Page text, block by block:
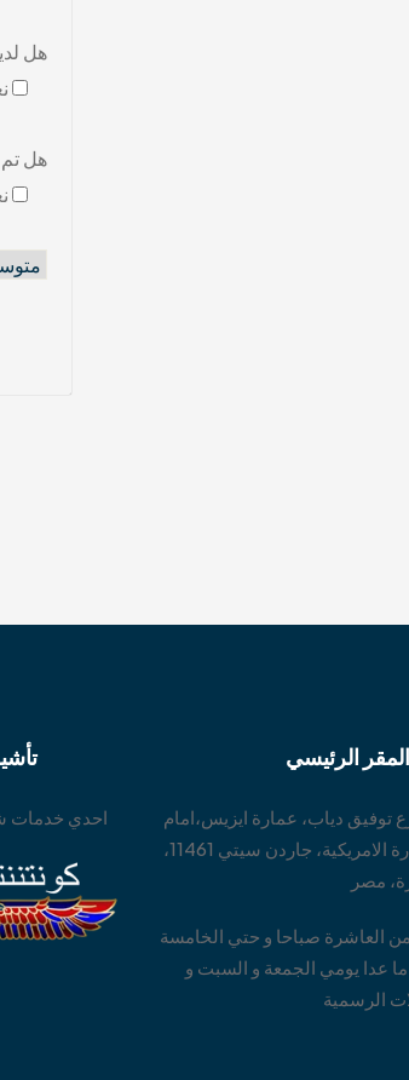
هل
هل
الرئيسي
توفيق دياب، عمارة ايزيس،امام
السفارة الامريكية، جاردن سيتي 11461،
مصر
من العاشرة صباحا و حتي الخامسة
عدا يومي الجمعة و السبت و
الرسمية
احدي خدمات